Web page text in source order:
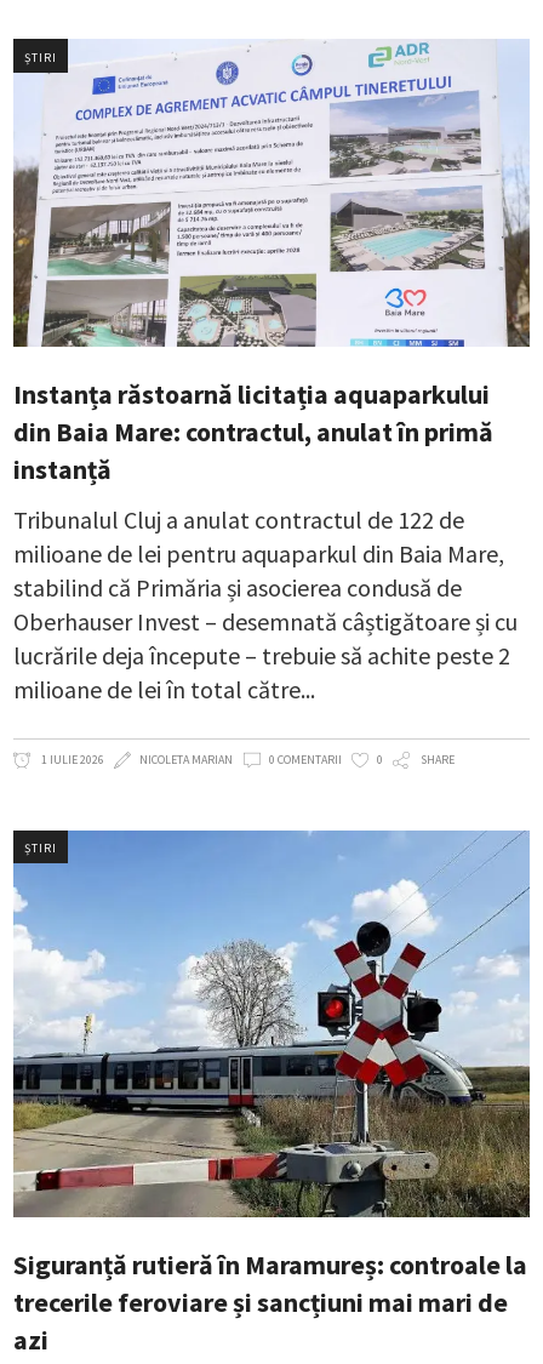
ȘTIRI
Instanța răstoarnă licitația aquaparkului
din Baia Mare: contractul, anulat în primă
instanță
Tribunalul Cluj a anulat contractul de 122 de
milioane de lei pentru aquaparkul din Baia Mare,
stabilind că Primăria și asocierea condusă de
Oberhauser Invest – desemnată câștigătoare și cu
lucrările deja începute – trebuie să achite peste 2
milioane de lei în total către
1 IULIE 2026 NICOLETA MARIAN 0 COMENTARII 0 SHARE
ȘTIRI
Siguranță rutieră în Maramureș: controale la
trecerile feroviare și sancțiuni mai mari de
azi